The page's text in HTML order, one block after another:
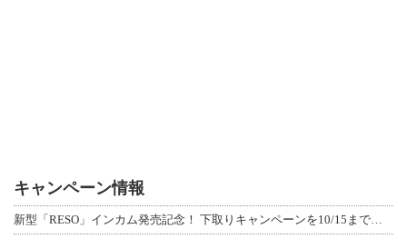
キャンペーン情報
新型「RESO」インカム発売記念！ 下取りキャンペーンを10/15まで延長して開